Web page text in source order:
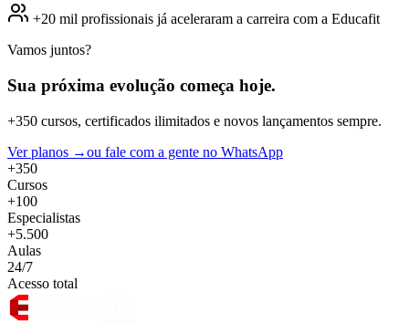
+20 mil profissionais já aceleraram a carreira com a Educafit
Vamos juntos?
Sua próxima evolução começa hoje.
+350 cursos, certificados ilimitados e novos lançamentos sempre.
Ver planos →ou fale com a gente no WhatsApp
+350
Cursos
+100
Especialistas
+5.500
Aulas
24/7
Acesso total